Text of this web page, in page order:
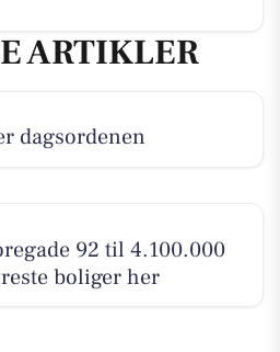
ARTIKLER
dagsordenen
92 til 4.100.000
boliger her